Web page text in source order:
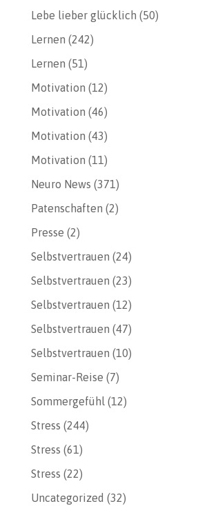
Lebe lieber glücklich (50)
Lernen (242)
Lernen (51)
Motivation (12)
Motivation (46)
Motivation (43)
Motivation (11)
Neuro News (371)
Patenschaften (2)
Presse (2)
Selbstvertrauen (24)
Selbstvertrauen (23)
Selbstvertrauen (12)
Selbstvertrauen (47)
Selbstvertrauen (10)
Seminar-Reise (7)
Sommergefühl(12)
Stress (244)
Stress (61)
Stress (22)
Uncategorized (32)